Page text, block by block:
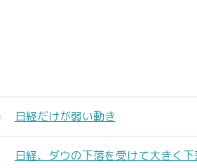
日経だけが弱い動き
日経、ダウの下落を受けて大きく下